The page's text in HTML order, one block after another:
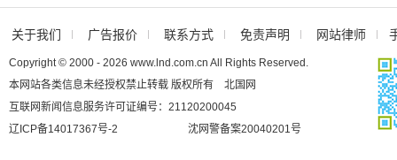
关于我们 广告报价 联系方式 免责声明 网站律师
Copyright © 2000 - 2026 www.lnd.com.cn All Rights Reserved.
本网站各类信息未经授权禁止转载 版权所有 北国网
互联网新闻信息服务许可证编号：21120200045
辽ICP备14017367号-2
沈网警备案20040201号